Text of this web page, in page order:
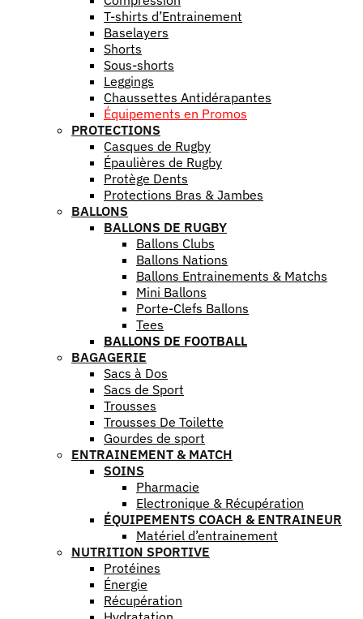
T-shirts d’Entrainement
Baselayers
Shorts
Sous-shorts
Leggings
Chaussettes Antidérapantes
Équipements en Promos
PROTECTIONS
Casques de Rugby
Épaulières de Rugby
Protège Dents
Protections Bras & Jambes
BALLONS
BALLONS DE RUGBY
Ballons Clubs
Ballons Nations
Ballons Entrainements & Matchs
Mini Ballons
Porte-Clefs Ballons
Tees
BALLONS DE FOOTBALL
BAGAGERIE
Sacs à Dos
Sacs de Sport
Trousses
Trousses De Toilette
Gourdes de sport
ENTRAINEMENT & MATCH
SOINS
Pharmacie
Electronique & Récupération
ÉQUIPEMENTS COACH & ENTRAINEUR
Matériel d’entrainement
NUTRITION SPORTIVE
Protéines
Énergie
Récupération